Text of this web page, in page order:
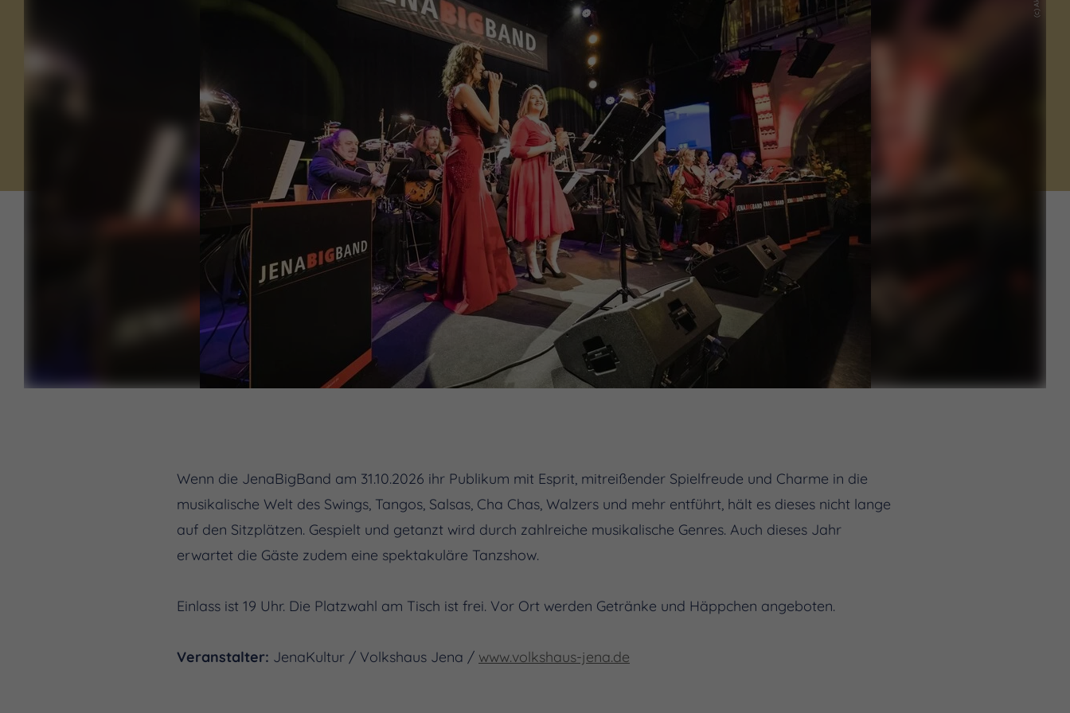
Wenn die JenaBigBand am 31.10.2026 ihr Publikum mit Esprit, mitreißender Spielfreude und Charme in die
musikalische Welt des Swings, Tangos, Salsas, Cha Chas, Walzers und mehr entführt, hält es dieses nicht lange
auf den Sitzplätzen. Gespielt und getanzt wird durch zahlreiche musikalische Genres. Auch dieses Jahr
erwartet die Gäste zudem eine spektakuläre Tanzshow.
Einlass ist 19 Uhr. Die Platzwahl am Tisch ist frei. Vor Ort werden Getränke und Häppchen angeboten.
Veranstalter: JenaKultur / Volkshaus Jena / www.volkshaus-jena.de